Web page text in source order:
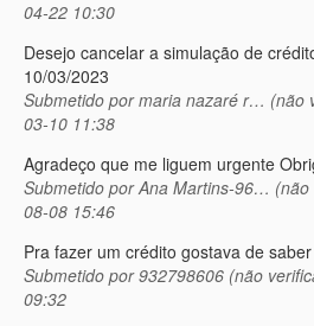
04-22 10:30
Desejo cancelar a simulação de
10/03/2023
Submetido pormaria nazaré r… (não
03-10 11:38
Agradeço que me liguem urgente
Submetido porAna Martins-96… (não
08-08 15:46
Pra fazer um crédito gostava de
Submetido por932798606 (não
09:32